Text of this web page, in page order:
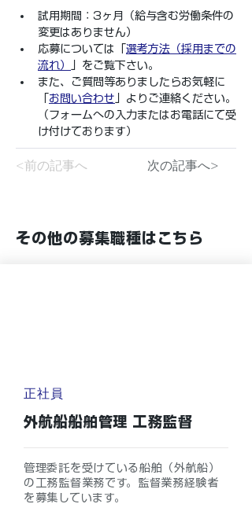
試用期間：3ヶ月（給与含む労働条件の
変更はありません）
応募については「 選考方法（採用までの
流れ）
」をご覧下さい。
また、ご質問等ありましたらお気軽に
お問い合わせ 」よりご連絡ください。
（フォームへの入力またはお電話にて受
け付けております）
<前の記事へ 次の記事へ>
その他の募集職種はこちら
正社員
外航船船舶管理 工務監督
管理委託を受けている船舶（外航船）
の工務監督業務です。監督業務経験者
を募集しています。